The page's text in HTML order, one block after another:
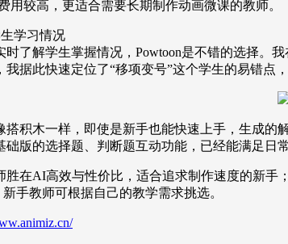
用较高，更适合需要长期制作动画微课的教师。
学习情况
了解学生掌握情况，Powtoon是不错的选择。
据此快速定位了“移项变号”这个学生的易错点
积木一样，即使是新手也能快速上手，生成
版的选择题、判断题互动功能，已经能满足日常
在AI高效与性价比，适合追求制作速度的新
手教师可根据自己的教学需求挑选。